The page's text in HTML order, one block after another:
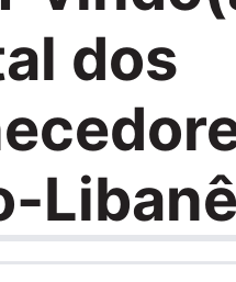
dos